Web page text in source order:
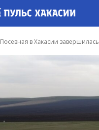
Посевная в Хакасии завершилась